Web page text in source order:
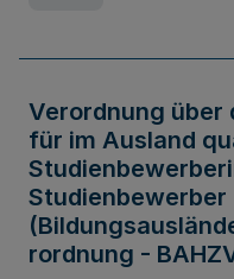
Verordnung über
für im Ausland
Studienbewerber
rordnung -